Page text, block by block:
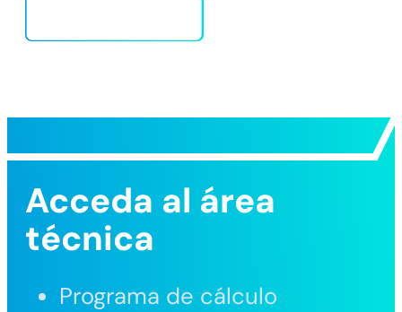
Acceda al área
técnica
Programa de cálculo